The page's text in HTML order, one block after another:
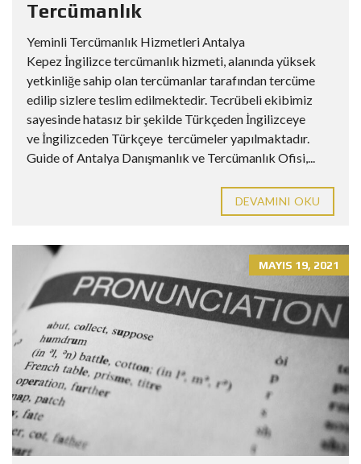
Tercümanlık
Yeminli Tercümanlık Hizmetleri Antalya
Kepez İngilizce tercümanlık hizmeti, alanında yüksek
yetkinliğe sahip olan tercümanlar tarafından tercüme
edilip sizlere teslim edilmektedir. Tecrübeli ekibimiz
sayesinde hatasız bir şekilde Türkçeden İngilizceye
ve İngilizceden Türkçeye tercümeler yapılmaktadır.
Guide of Antalya Danışmanlık ve Tercümanlık Ofisi,...
DEVAMINI OKU
MAYIS 19, 2021